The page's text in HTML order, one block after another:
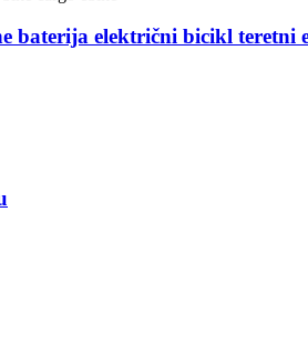
baterija električni bicikl teretni